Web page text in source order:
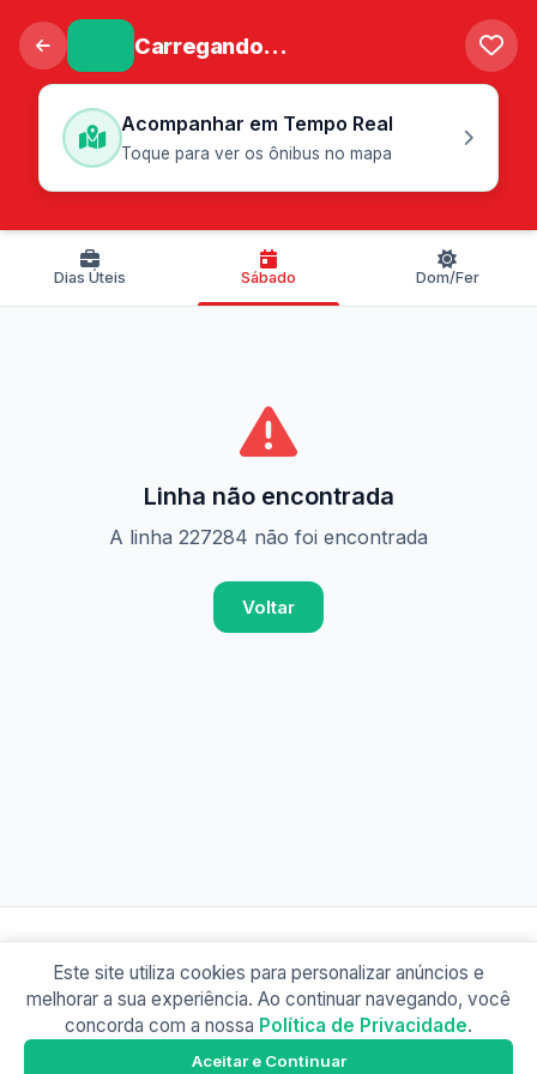
Carregando...
Acompanhar em Tempo Real
Toque para ver os ônibus no mapa
Dias Úteis Sábado Dom/Fer
Linha não encontrada
A linha 227284 não foi encontrada
Voltar
© 2026 Busão BR
Sobre Contato Política de Privacidade
Este site utiliza cookies para personalizar anúncios e
melhorar a sua experiência. Ao continuar navegando, você
concorda com a nossa Política de Privacidade.
Aceitar e Continuar